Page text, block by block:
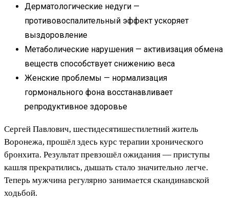
Дерматологические недуги —
противовоспалительный эффект ускоряет
выздоровление
Метаболические нарушения — активизация обмена
веществ способствует снижению веса
Женские проблемы — нормализация
гормонального фона восстанавливает
репродуктивное здоровье
Сергей Павлович, шестидесятишестилетний житель
Воронежа, прошёл здесь курс терапии хронического
бронхита. Результат превзошёл ожидания — приступы
кашля прекратились, дышать стало значительно легче.
Теперь мужчина регулярно занимается скандинавской
ходьбой.